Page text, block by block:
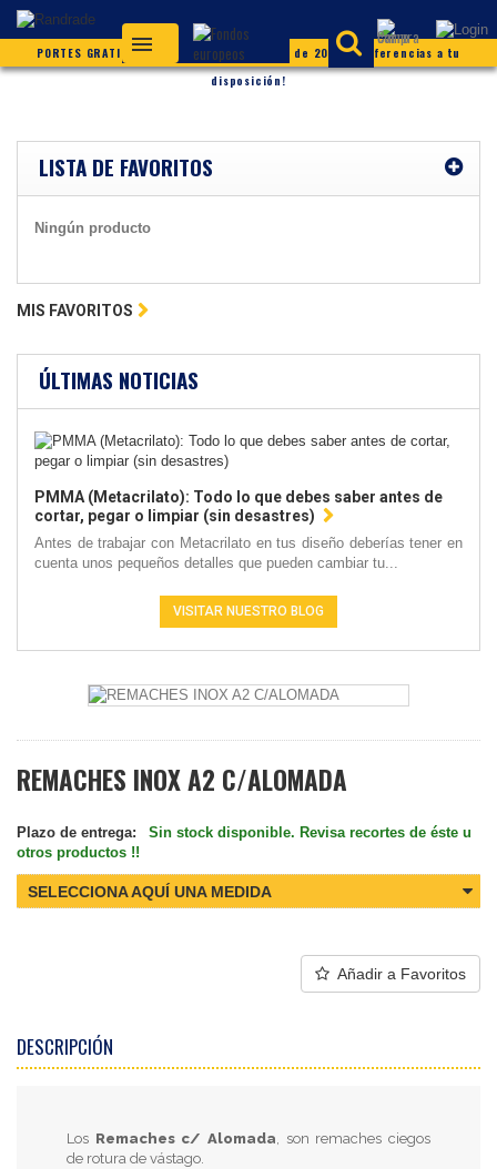
PORTES GRATIS (según condiciones) ¡Más de 20.000 referencias a tu
disposición!
LISTA DE FAVORITOS
Ningún producto
MIS FAVORITOS
ÚLTIMAS NOTICIAS
PMMA (Metacrilato): Todo lo que debes saber antes de
cortar, pegar o limpiar (sin desastres)
Antes de trabajar con Metacrilato en tus diseño deberías tener en
cuenta unos pequeños detalles que pueden cambiar tu...
VISITAR NUESTRO BLOG
REMACHES INOX A2 C/ALOMADA
Plazo de entrega:
Sin stock disponible. Revisa recortes de éste u
otros productos !!
SELECCIONA AQUÍ UNA MEDIDA
Añadir a Favoritos
DESCRIPCIÓN
Los Remaches c/ Alomada, son remaches ciegos
de rotura de vástago.